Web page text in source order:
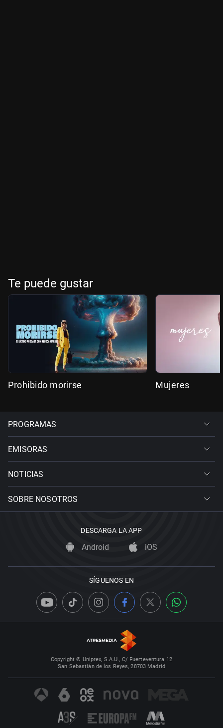
Te puede gustar
Prohibido morirse Mujeres
PROGRAMAS
EMISORAS
NOTICIAS
SOBRE NOSOTROS
DESCARGA LA APP
Android iOS
SÍGUENOS EN
Copyright © Uniprex, S.A.U., C/ Fuerteventura 12
San Sebastián de los Reyes, 28703 Madrid